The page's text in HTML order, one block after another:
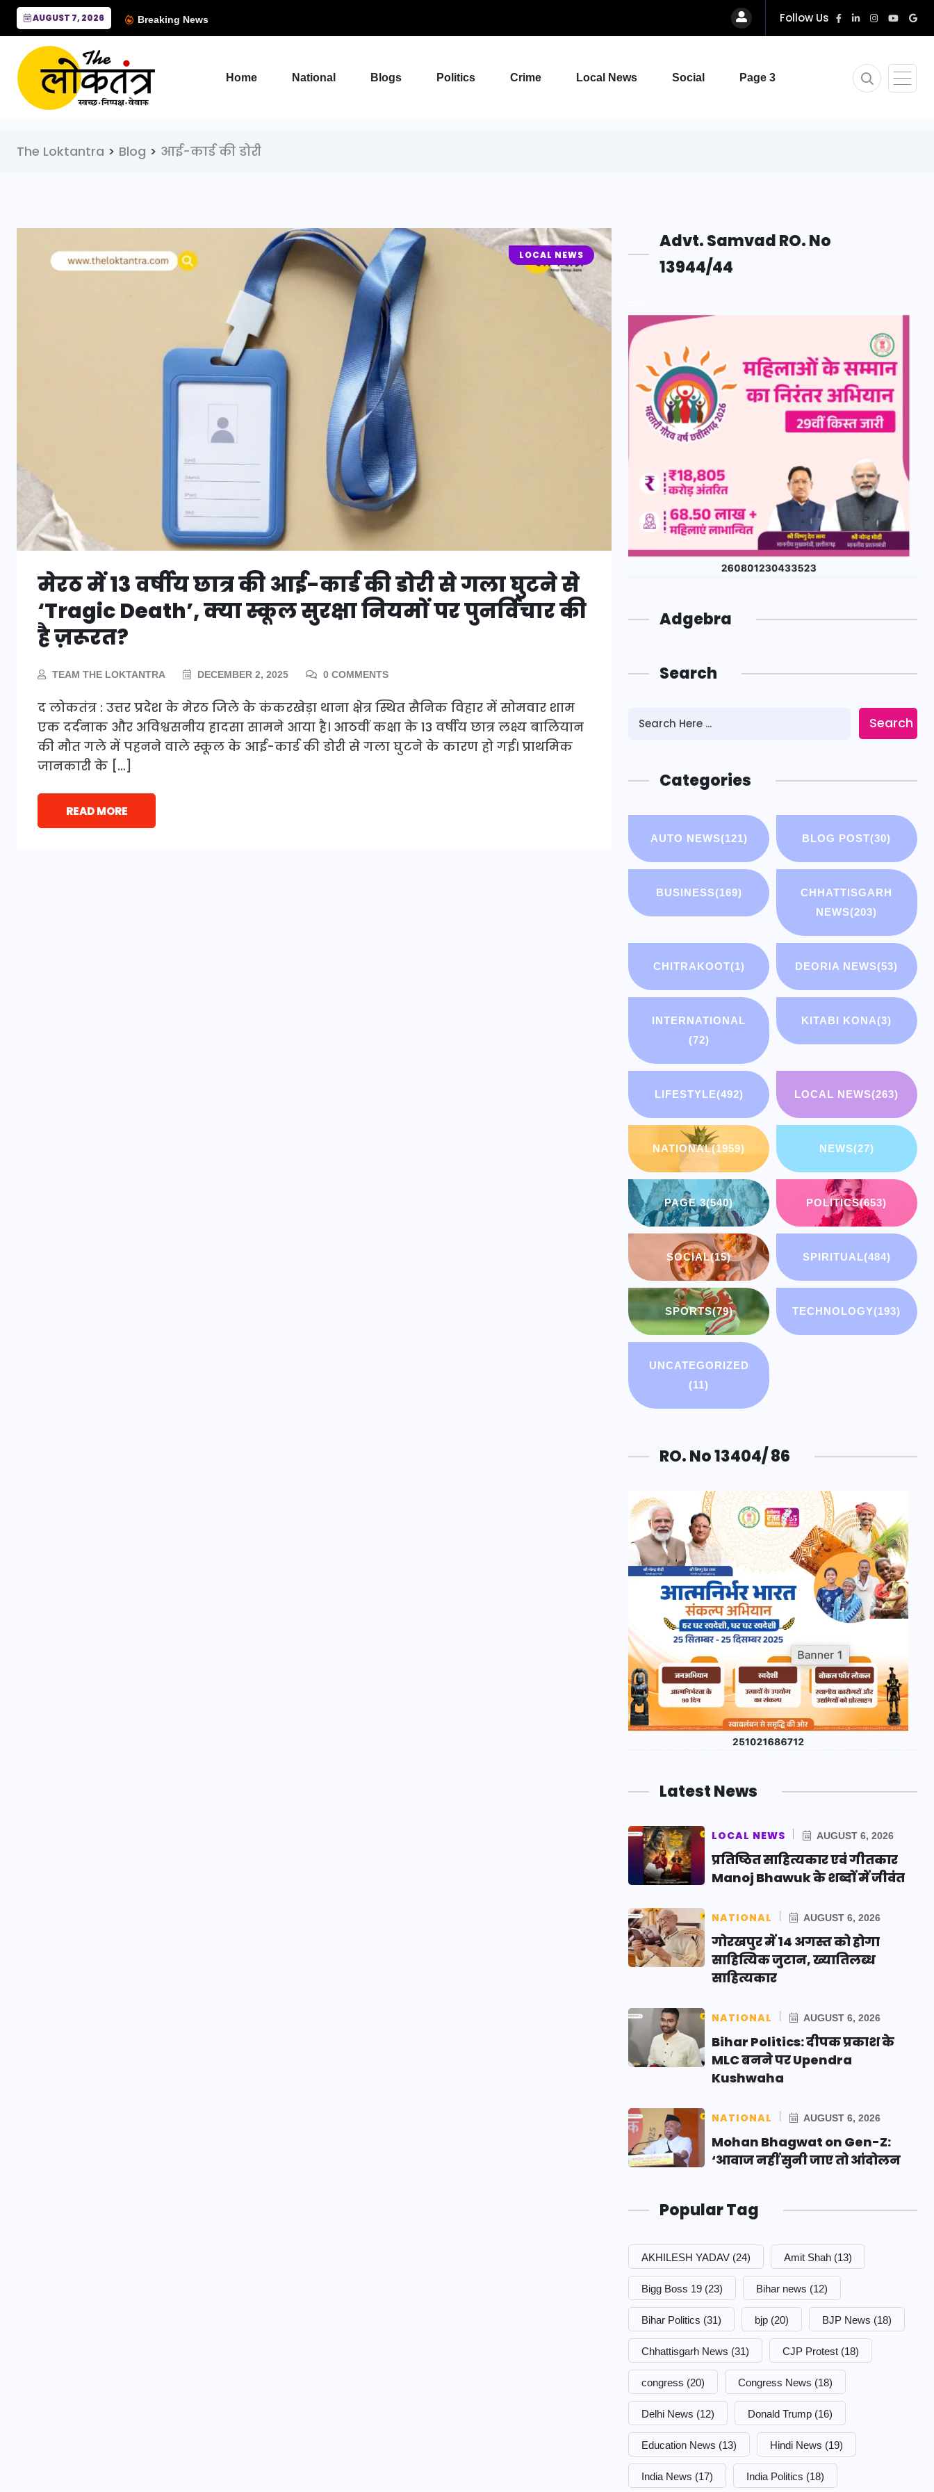
AUGUST 7, 2026 Breaking News Follow Us
Home National Blogs Politics Crime Local News Social Page 3
The Loktantra > Blog > आई-कार्ड की डोरी
LOCAL NEWS
मेरठ में 13 वर्षीय छात्र की आई-कार्ड की डोरी से गला घुटने से
‘Tragic Death’, क्या स्कूल सुरक्षा नियमों पर पुनर्विचार की
है ज़रूरत?
TEAM THE LOKTANTRA DECEMBER 2, 2025 0 COMMENTS
द लोकतंत्र : उत्तर प्रदेश के मेरठ जिले के कंकरखेड़ा थाना क्षेत्र स्थित सैनिक विहार में सोमवार शाम
एक दर्दनाक और अविश्वसनीय हादसा सामने आया है। आठवीं कक्षा के 13 वर्षीय छात्र लक्ष्य बालियान
की मौत गले में पहनने वाले स्कूल के आई-कार्ड की डोरी से गला घुटने के कारण हो गई। प्राथमिक
जानकारी के […]
READ MORE
Advt. Samvad RO. No
13944/44
Adgebra
Search
Search
Categories
AUTO NEWS(121) BLOG POST(30)
BUSINESS(169)
CHHATTISGARH
NEWS(203)
CHITRAKOOT(1) DEORIA NEWS(53)
INTERNATIONAL
(72)
KITABI KONA(3)
LIFESTYLE(492) LOCAL NEWS(263)
NATIONAL(1959) NEWS(27)
PAGE 3(540) POLITICS(653)
SOCIAL(15) SPIRITUAL(484)
SPORTS(79) TECHNOLOGY(193)
UNCATEGORIZED
(11)
RO. No 13404/ 86
Latest News
LOCAL NEWS AUGUST 6, 2026
प्रतिष्ठित साहित्यकार एवं गीतकार
Manoj Bhawuk के शब्दों में जीवंत
NATIONAL AUGUST 6, 2026
गोरखपुर में 14 अगस्त को होगा
साहित्यिक जुटान, ख्यातिलब्ध
साहित्यकार
NATIONAL AUGUST 6, 2026
Bihar Politics: दीपक प्रकाश के
MLC बनने पर Upendra
Kushwaha
NATIONAL AUGUST 6, 2026
Mohan Bhagwat on Gen-Z:
‘आवाज नहीं सुनी जाए तो आंदोलन
Popular Tag
AKHILESH YADAV (24) Amit Shah (13)
Bigg Boss 19 (23) Bihar news (12)
Bihar Politics (31) bjp (20) BJP News (18)
Chhattisgarh News (31) CJP Protest (18)
congress (20) Congress News (18)
Delhi News (12) Donald Trump (16)
Education News (13) Hindi News (19)
India News (17) India Politics (18)